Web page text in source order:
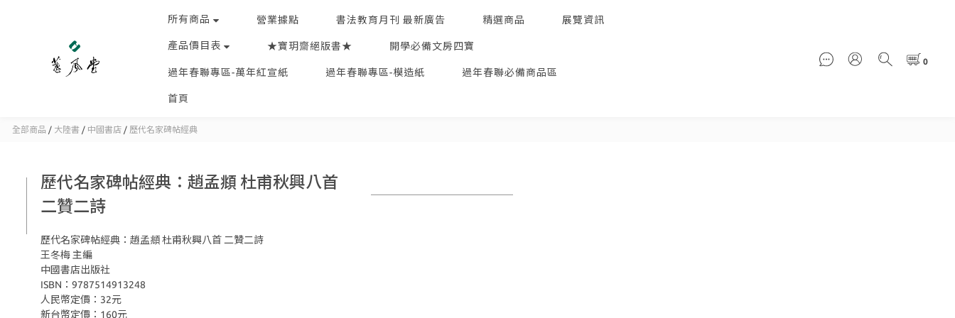
所有商品 營業據點 書法教育月刊 最新廣告 精選商品 展覽資訊
產品價目表 ★寶玥齋絕版書★ 開學必備文房四寶
過年春聯專區-萬年紅宣紙 過年春聯專區-模造紙 過年春聯必備商品區
首頁
全部商品 / 大陸書 / 中國書店 / 歷代名家碑帖經典
歷代名家碑帖經典：趙孟頫 杜甫秋興八首
二贊二詩
歷代名家碑帖經典：趙孟頫 杜甫秋興八首 二贊二詩
王冬梅 主編
中國書店出版社
ISBN：9787514913248
人民幣定價：32元
新台幣定價：160元